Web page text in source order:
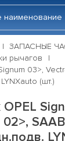
ЗАПАСНЫЕ
рычагов
03>,
(шт.)